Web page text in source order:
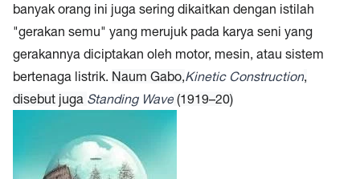
banyak orang ini juga sering dikaitkan dengan istilah
"gerakan semu" yang merujuk pada karya seni yang
gerakannya diciptakan oleh motor, mesin, atau sistem
bertenaga listrik. Naum Gabo,Kinetic Construction,
disebut juga Standing Wave (1919–20)